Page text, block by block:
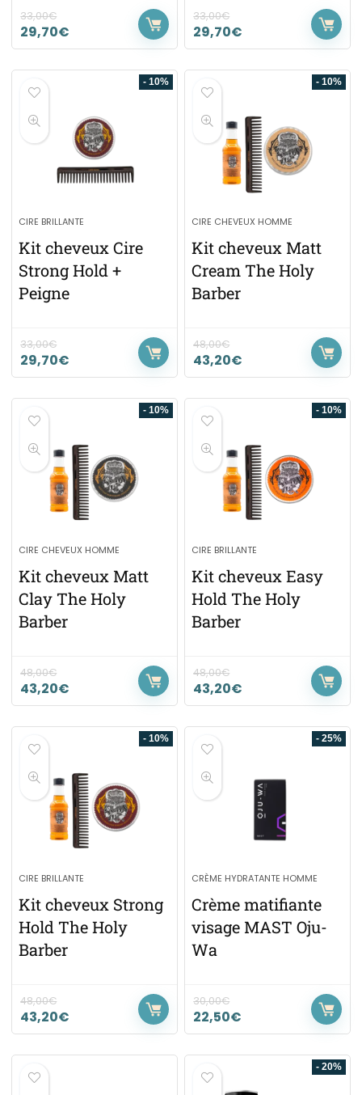
33,00€
29,70€
33,00€
29,70€
- 10%
CIRE BRILLANTE
Kit cheveux Cire
Strong Hold +
Peigne
33,00€
29,70€
- 10%
CIRE CHEVEUX HOMME
Kit cheveux Matt
Cream The Holy
Barber
48,00€
43,20€
- 10%
CIRE CHEVEUX HOMME
Kit cheveux Matt
Clay The Holy
Barber
48,00€
43,20€
- 10%
CIRE BRILLANTE
Kit cheveux Easy
Hold The Holy
Barber
48,00€
43,20€
- 10%
CIRE BRILLANTE
Kit cheveux Strong
Hold The Holy
Barber
48,00€
43,20€
- 25%
CRÈME HYDRATANTE HOMME
Crème matifiante
visage MAST Oju-
Wa
30,00€
22,50€
- 20%